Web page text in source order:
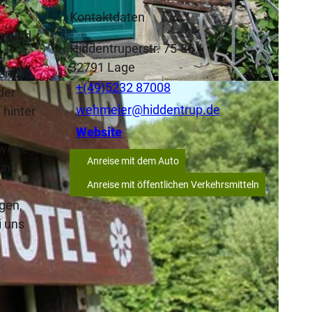
und
hinter
uns
Kontaktdaten
Hiddentruperstr. 75-85
32791 Lage
+(49)5232 87008
wehmeier@hiddentrup.de
Website
Anreise mit dem Auto
Anreise mit öffentlichen Verkehrsmitteln